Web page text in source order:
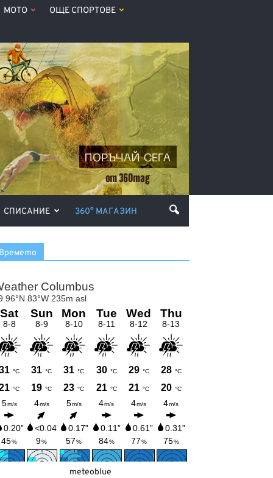
МОТО ОЩЕ СПОРТОВЕ
СПИСАНИЕ 360° МАГАЗИН
meteoblue